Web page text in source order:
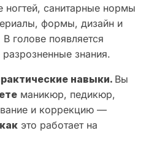
ногтей, санитарные нормы
формы, дизайн и
голове появляется
разрозненные знания.
навыки. Вы
маникюр, педикюр,
и коррекцию —
это работает на